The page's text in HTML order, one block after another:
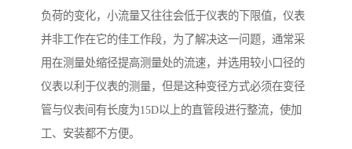
负荷的变化，小流量又往往会低于仪表的下限值，仪表
并非工作在它的佳工作段，为了解决这一问题，通常采
用在测量处缩径提高测量处的流速，并选用较小口径的
仪表以利于仪表的测量，但是这种变径方式必须在变径
管与仪表间有长度为15D以上的直管段进行整流，使加
工、安装都不方便。